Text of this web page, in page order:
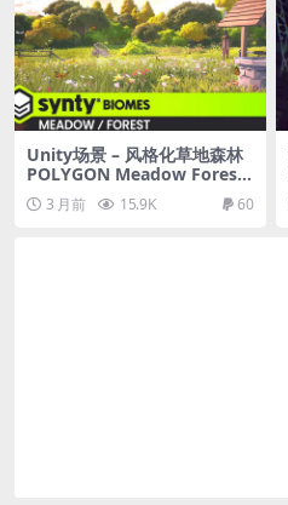
Unity场景 – 风格化草地森林
POLYGON Meadow Forest
– Nature Biomes – Low Pol
y 3D Art
3 月前 15.9K 60